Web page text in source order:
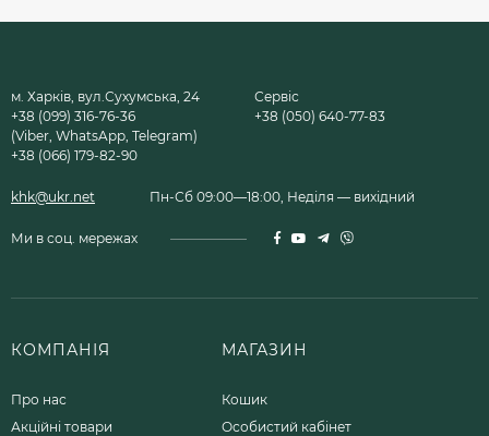
м. Харків, вул.Сухумська, 24
+38 (099) 316-76-36
(Viber, WhatsApp, Telegram)
+38 (066) 179-82-90
Сервіс
+38 (050) 640-77-83
khk@ukr.net Пн-Сб 09:00—18:00, Неділя — вихідний
Ми в соц. мережах
КОМПАНІЯ
Про нас
Акційні товари
МАГАЗИН
Кошик
Особистий кабінет